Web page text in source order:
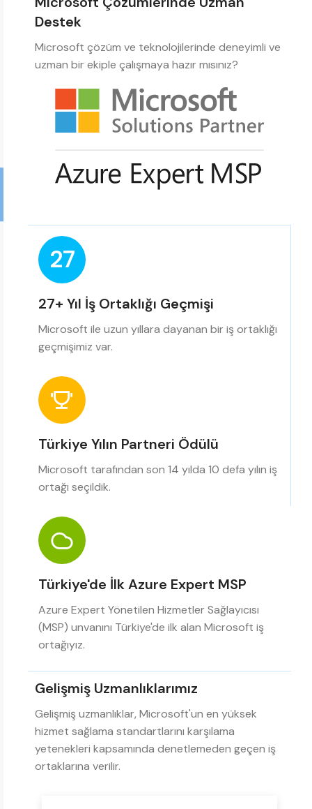
Destek
Microsoft çözüm ve teknolojilerinde deneyimli ve
uzman bir ekiple çalışmaya hazır mısınız?
27
27+ Yıl İş Ortaklığı Geçmişi
Microsoft ile uzun yıllara dayanan bir iş ortaklığı
geçmişimiz var.
Türkiye Yılın Partneri Ödülü
Microsoft tarafından son 14 yılda 10 defa yılın iş
ortağı seçildik.
Türkiye'de İlk Azure Expert MSP
Azure Expert Yönetilen Hizmetler Sağlayıcısı
(MSP) unvanını Türkiye'de ilk alan Microsoft iş
ortağıyız.
Gelişmiş Uzmanlıklarımız
Gelişmiş uzmanlıklar, Microsoft'un en yüksek
hizmet sağlama standartlarını karşılama
yetenekleri kapsamında denetlemeden geçen iş
ortaklarına verilir.